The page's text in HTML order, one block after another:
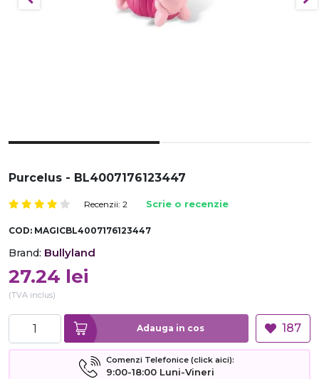
Purcelus - BL4007176123447
Recenzii: 2 Scrie o recenzie
COD: MAGICBL4007176123447
Brand: Bullyland
27.24 lei
(TVA inclus)
Adauga in cos 187
Comenzi Telefonice (click aici):
9:00-18:00 Luni-Vineri